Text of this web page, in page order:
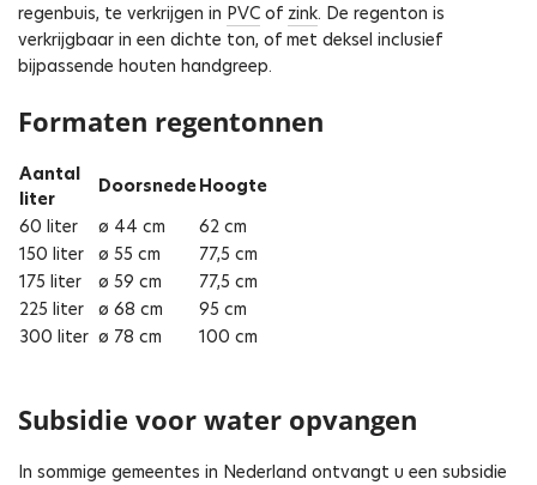
regenbuis, te verkrijgen in PVC of zink. De regenton is
verkrijgbaar in een dichte ton, of met deksel inclusief
bijpassende houten handgreep.
Formaten regentonnen
Aantal
liter
DoorsnedeHoogte
60 liter
ø 44 cm
62 cm
150 liter ø 55 cm
77,5 cm
175 liter
ø 59 cm
77,5 cm
225 liter ø 68 cm
95 cm
300 liter ø 78 cm 100 cm
Subsidie voor water opvangen
In sommige gemeentes in Nederland ontvangt u een subsidie